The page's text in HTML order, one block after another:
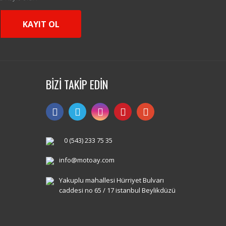
KAYIT OL
BİZİ TAKİP EDİN
0 (543) 233 75 35
info@motoay.com
Yakuplu mahallesi Hürriyet Bulvarı
caddesi no 65 / 17 istanbul Beylikdüzü